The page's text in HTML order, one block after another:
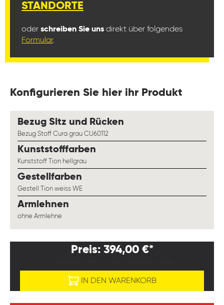
STANDORTE
oder schreiben Sie uns direkt über folgendes
Formular.
Konfigurieren Sie hier ihr Produkt
Bezug Sitz und Rücken
Bezug Stoff Cura grau CU60112
Kunststofffarben
Kunststoff Tion hellgrau
Gestellfarben
Gestell Tion weiss WE
Armlehnen
ohne Armlehne
Preis: 394,00 €*
IN DEN WARENKORB